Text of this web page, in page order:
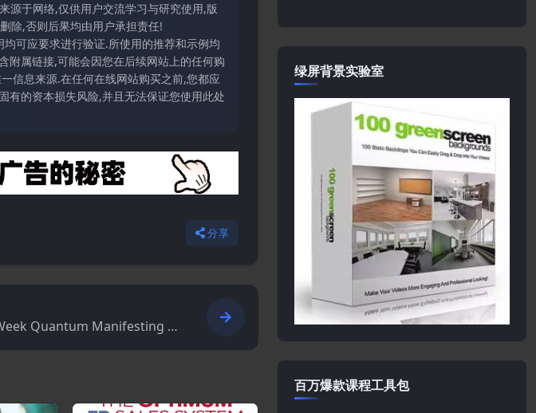
源于网络,仅供用户交流学习与研究使用,版
除,否则后果均由用户承担责任!
可应要求进行验证.所使用的推荐和示例均
附属链接,可能会因您在后续网站上的任何购
信息来源.在任何在线网站购买之前,您都应
有的资本损失风险,并且无法保证您使用此处
分享
Quantum Manifesting Ex
绿屏背景实验室
百万爆款课程工具包